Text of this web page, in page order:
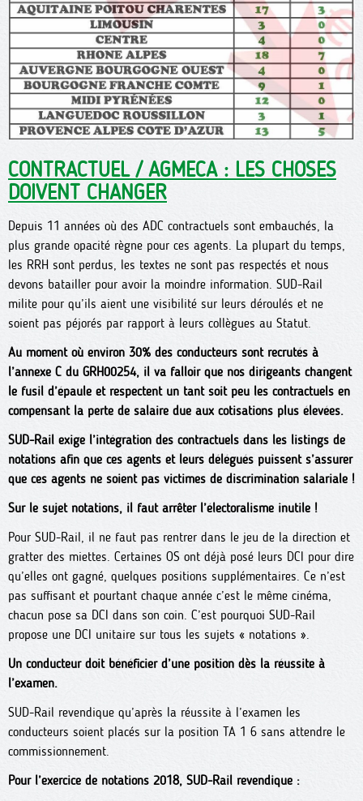
CONTRACTUEL / AGMECA : LES CHOSES
DOIVENT CHANGER
Depuis 11 années où des ADC contractuels sont embauchés, la
plus grande opacité règne pour ces agents. La plupart du temps,
les RRH sont perdus, les textes ne sont pas respectés et nous
devons batailler pour avoir la moindre information. SUD-Rail
milite pour qu’ils aient une visibilité sur leurs déroulés et ne
soient pas péjorés par rapport à leurs collègues au Statut.
Au moment où environ 30% des conducteurs sont recrutés à
l’annexe C du GRH00254, il va falloir que nos dirigeants changent
le fusil d’épaule et respectent un tant soit peu les contractuels en
compensant la perte de salaire due aux cotisations plus élevées.
SUD-Rail exige l’intégration des contractuels dans les listings de
notations afin que ces agents et leurs délégués puissent s’assurer
que ces agents ne soient pas victimes de discrimination salariale !
Sur le sujet notations, il faut arrêter l’électoralisme inutile !
Pour SUD-Rail, il ne faut pas rentrer dans le jeu de la direction et
gratter des miettes. Certaines OS ont déjà posé leurs DCI pour dire
qu’elles ont gagné, quelques positions supplémentaires. Ce n’est
pas suffisant et pourtant chaque année c’est le même cinéma,
chacun pose sa DCI dans son coin. C’est pourquoi SUD-Rail
propose une DCI unitaire sur tous les sujets « notations ».
Un conducteur doit bénéficier d’une position dès la réussite à
l’examen.
SUD-Rail revendique qu’après la réussite à l’examen les
conducteurs soient placés sur la position TA 1 6 sans attendre le
commissionnement.
Pour l’exercice de notations 2018, SUD-Rail revendique :